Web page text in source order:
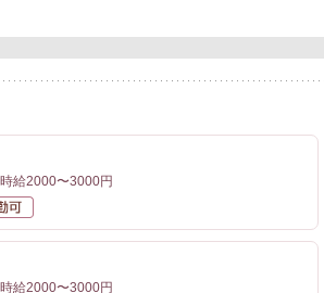
時給2000〜3000円
時給2000〜3000円